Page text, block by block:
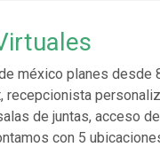
méxico planes
recepcionista
de juntas, acceso
con 5